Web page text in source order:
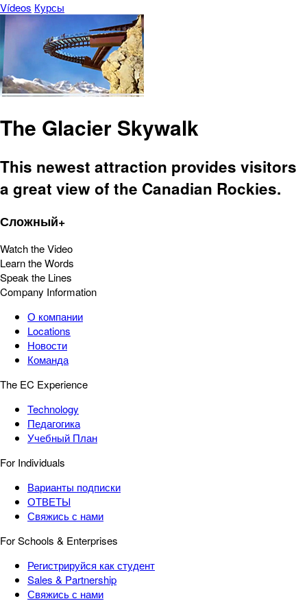
Vídeos Курсы
The Glacier Skywalk
This newest attraction provides visitors
a great view of the Canadian Rockies.
Сложный+
Watch the Video
Learn the Words
Speak the Lines
Company Information
О компании
Locations
Новости
Команда
The EC Experience
Technology
Педагогика
Учебный План
For Individuals
Варианты подписки
ОТВЕТЫ
Свяжись с нами
For Schools & Enterprises
Регистрируйся как студент
Sales & Partnership
Свяжись с нами